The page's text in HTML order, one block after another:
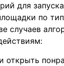
для
по
случаев
открыть